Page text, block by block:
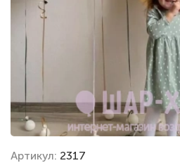
Артикул: 2317